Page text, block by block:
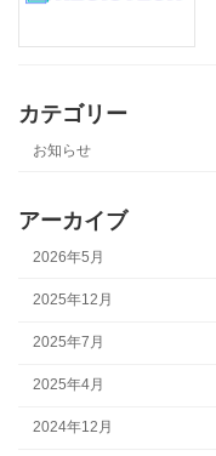
カテゴリー
お知らせ
アーカイブ
2026年5月
2025年12月
2025年7月
2025年4月
2024年12月